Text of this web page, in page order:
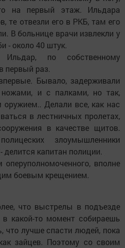
на первый этаж. Ильдара
те отвезли его в РКБ, там его
В больнице врачи извлекли у
- около 40 штук.
по собственному
первый раз.
Бывало, задерживали
и с палками, но так,
Делали все, как нас
в лестничных пролетах,
в качестве щитов.
злоумышленники
делится капитан полиции.
вполне
боевым крещением.
что выстрелы в подъезде
какой-то момент собираешь
что лучше спасти людей, пока
зайцев. Поэтому со своим